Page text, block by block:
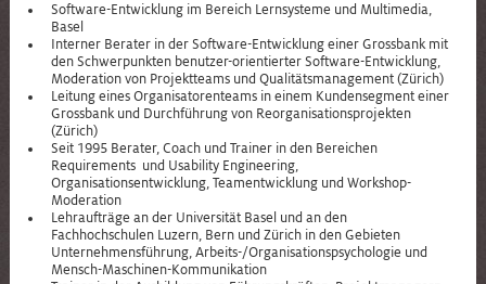
Software-Entwicklung im Bereich Lernsysteme und Multimedia,
Basel
Interner Berater in der Software-Entwicklung einer Grossbank mit
den Schwerpunkten benutzer-orientierter Software-Entwicklung,
Moderation von Projektteams und Qualitätsmanagement (Zürich)
Leitung eines Organisatorenteams in einem Kundensegment einer
Grossbank und Durchführung von Reorganisationsprojekten
(Zürich)
Seit 1995 Berater, Coach und Trainer in den Bereichen
Requirements und Usability Engineering,
Organisationsentwicklung, Teamentwicklung und Workshop-
Moderation
Lehraufträge an der Universität Basel und an den
Fachhochschulen Luzern, Bern und Zürich in den Gebieten
Unternehmensführung, Arbeits-/Organisationspsychologie und
Mensch-Maschinen-Kommunikation